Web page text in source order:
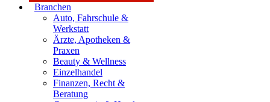
Branchen
Auto, Fahrschule &
Werkstatt
Ärzte, Apotheken &
Praxen
Beauty & Wellness
Einzelhandel
Finanzen, Recht &
Beratung